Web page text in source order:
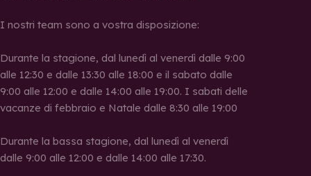
I nostri team sono a vostra disposizione:
Durante la stagione, dal lunedì al venerdì dalle 9:00
alle 12:30 e dalle 13:30 alle 18:00 e il sabato dalle
9:00 alle 12:00 e dalle 14:00 alle 19:00. I sabati delle
vacanze di febbraio e Natale dalle 8:30 alle 19:00
Durante la bassa stagione, dal lunedì al venerdì
dalle 9:00 alle 12:00 e dalle 14:00 alle 17:30.